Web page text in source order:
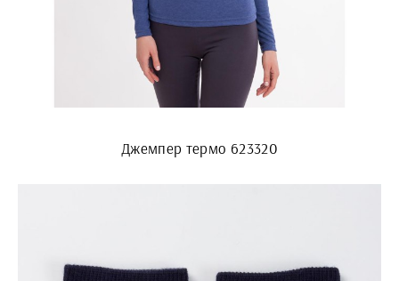
Джемпер термо 623320